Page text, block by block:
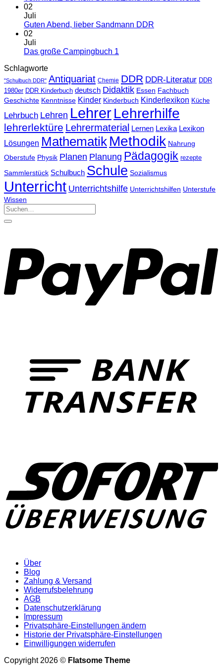
02
Juli
Guten Abend, lieber Sandmann DDR
02
Juli
Das große Campingbuch 1
Schlagworte
"Schulbuch DDR" Antiquariat Chemie DDR DDR-Literatur DDR
1980er DDR Kinderbuch deutsch Didaktik Essen Fachbuch
Geschichte Kenntnisse Kinder Kinderbuch Kinderlexikon Küche
Lehrbuch Lehren LehrerLehrerhilfe
lehrerlektüre Lehrermaterial Lernen Lexika Lexikon
Lösungen Mathematik Methodik Nahrung
Oberstufe Physik Planen Planung Pädagogik rezepte
Sammlerstück Schulbuch Schule Sozialismus
Unterricht Unterrichtshilfe Unterrichtshilfen Unterstufe
Wissen
Suchen
nach:
Über
Blog
Zahlung & Versand
Widerrufsbelehrung
AGB
Datenschutzerklärung
Impressum
Privatsphäre-Einstellungen ändern
Historie der Privatsphäre-Einstellungen
Einwilligungen widerrufen
Copyright 2026 © Flatsome Theme